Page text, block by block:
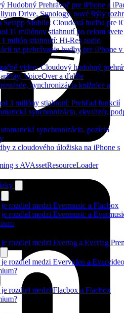
Hudobný Prehrávač pre iPhone a
Drive, Synology, nové štýly
Setapp Mobile: Cloudová hudba pre
11 miliónov stiahnutí po celom svete
milión stiahnutí: Hi-Res audio
na prehrávanie hudby pre iPhone
video: Cloudový hudobný
VoiceOver a ďalšie
synchronizácia knižnice a
3 milióny stiahnutí: Prehľad funkcií
synchronizácia, ekvalizér,
synchronizácia, pozícia
z cloudového úložiska na iPhone s
s AVAssetResourceLoader
rozdiel medzi Evermusic a Flacbox
rozdiel medzi Evermusic a
rozdiel medzi Evertag a Evertag
rozdiel medzi Evervideo a Evervideo
rozdiel medzi Flacbox a Flacbox